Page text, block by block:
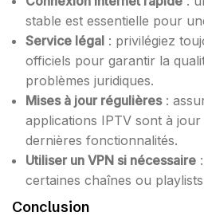
stable est essentielle pour
Service légal : privilégiez
officiels pour garantir la
problèmes juridiques.
Mises à jour régulières:
applications IPTV sont à
dernières fonctionnalités.
Utiliser un VPN si nécessaire
certaines chaînes ou
Conclusion